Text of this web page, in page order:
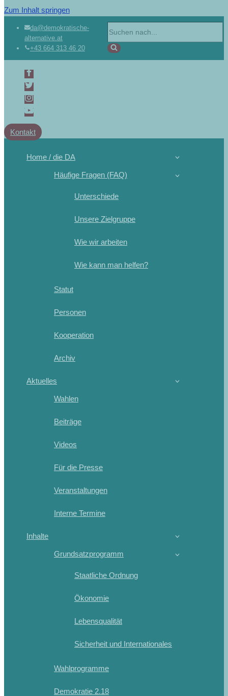
Zum Inhalt springen
da@demokratische-
alternative.at
+43 664 313 46 20
Kontakt
Home / die DA
Häufige Fragen (FAQ)
Unterschiede
Unsere Zielgruppe
Wie wir arbeiten
Wie kann man helfen?
Statut
Personen
Kooperation
Archiv
Aktuelles
Wahlen
Beiträge
Videos
Für die Presse
Veranstaltungen
Interne Termine
Inhalte
Grundsatzprogramm
Staatliche Ordnung
Ökonomie
Lebensqualität
Sicherheit und Internationales
Wahlprogramme
Demokratie 2.18